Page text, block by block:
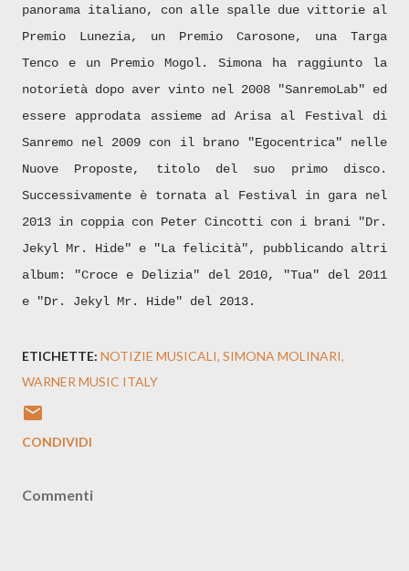
panorama italiano, con alle spalle due vittorie al
Premio Lunezia, un Premio Carosone, una Targa
Tenco e un Premio Mogol. Simona ha raggiunto la
notorietà dopo aver vinto nel 2008 "SanremoLab" ed
essere approdata assieme ad Arisa al Festival di
Sanremo nel 2009 con il brano "Egocentrica" nelle
Nuove Proposte, titolo del suo primo disco.
Successivamente è tornata al Festival in gara nel
2013 in coppia con Peter Cincotti con i brani "Dr.
Jekyl Mr. Hide" e "La felicità", pubblicando altri
album: "Croce e Delizia" del 2010, "Tua" del 2011
e "Dr. Jekyl Mr. Hide" del 2013.
ETICHETTE: NOTIZIE MUSICALI SIMONA MOLINARI
WARNER MUSIC ITALY
CONDIVIDI
Commenti